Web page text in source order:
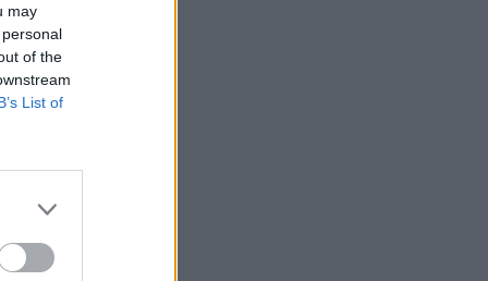
may
of the
List of